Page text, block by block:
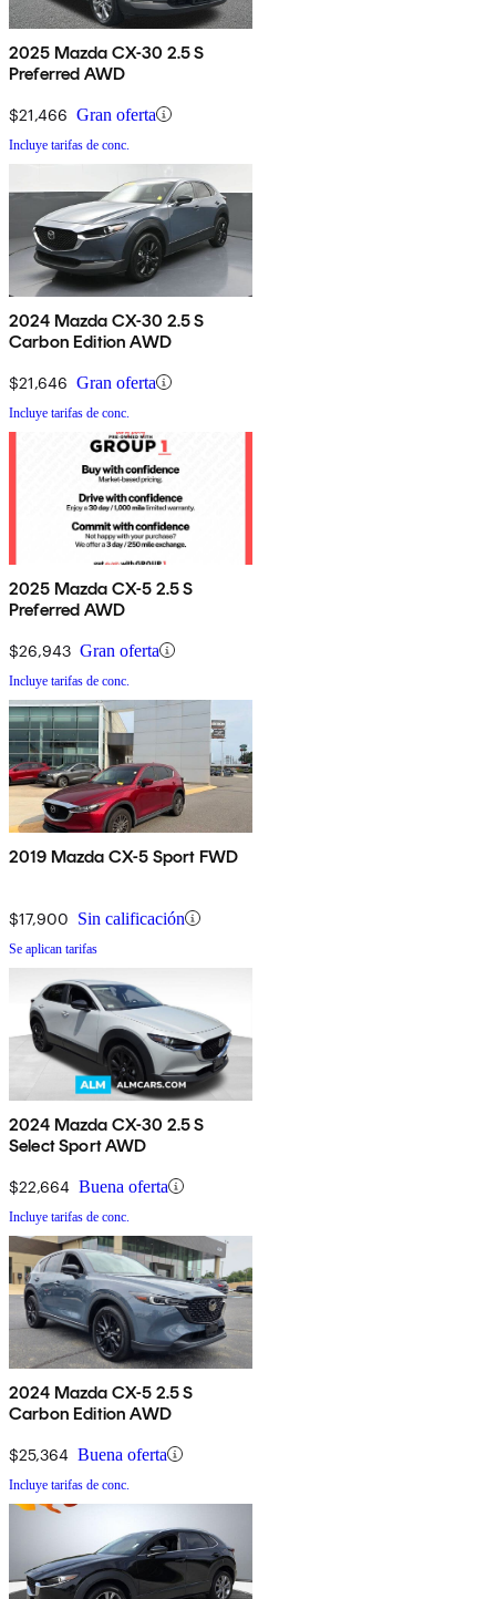
2025 Mazda CX-30 2.5 S
Preferred AWD
$21,466 Gran oferta
Incluye tarifas de conc.
2024 Mazda CX-30 2.5 S
Carbon Edition AWD
$21,646 Gran oferta
Incluye tarifas de conc.
2025 Mazda CX-5 2.5 S
Preferred AWD
$26,943 Gran oferta
Incluye tarifas de conc.
2019 Mazda CX-5 Sport FWD
$17,900 Sin calificación
Se aplican tarifas
2024 Mazda CX-30 2.5 S
Select Sport AWD
$22,664 Buena oferta
Incluye tarifas de conc.
2024 Mazda CX-5 2.5 S
Carbon Edition AWD
$25,364 Buena oferta
Incluye tarifas de conc.